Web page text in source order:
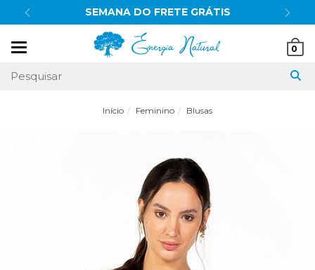
SEMANA DO FRETE GRÁTIS
0
Início Feminino Blusas